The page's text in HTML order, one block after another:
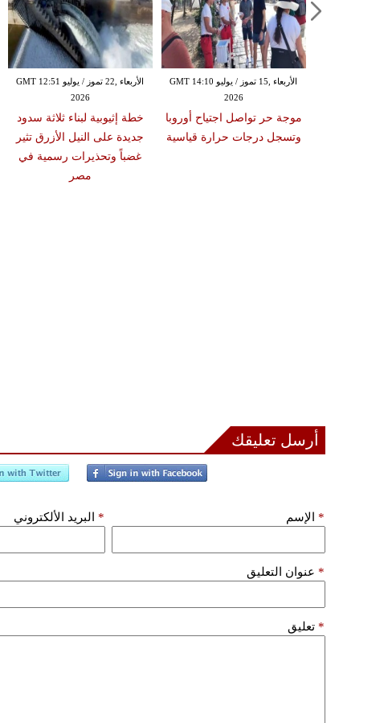
الأربعاء ,22 تموز / يوليو GMT 12:51
2026
خطة إثيوبية لبناء ثلاثة سدود
جديدة على النيل الأزرق تثير
غضباً وتحذيرات رسمية في
مصر
الأربعاء ,15 تموز / يوليو GMT 14:10
2026
موجة حر تواصل اجتياح أوروبا
وتسجل درجات حرارة قياسية
أرسل تعليقك
الإسم * البريد الألكتروني *
عنوان التعليق *
تعليق *